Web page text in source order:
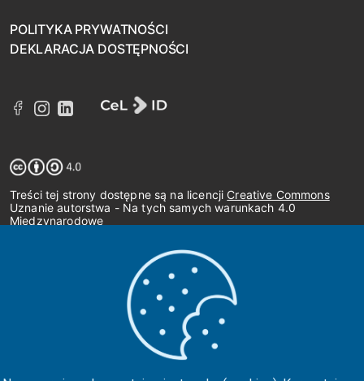
POLITYKA PRYWATNOŚCI
DEKLARACJA DOSTĘPNOŚCI
Treści tej strony dostępne są na licencji Creative Commons
Uznanie autorstwa - Na tych samych warunkach 4.0
Międzynarodowe